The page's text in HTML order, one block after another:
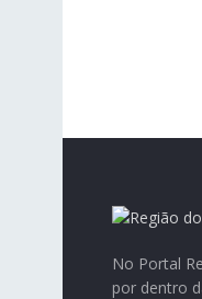
No Portal
por dentro